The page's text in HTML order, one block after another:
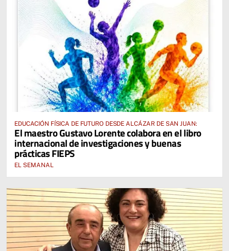
EDUCACIÓN FÍSICA DE FUTURO DESDE ALCÁZAR DE SAN JUAN:
El maestro Gustavo Lorente colabora en el libro
internacional de investigaciones y buenas
prácticas FIEPS
EL SEMANAL